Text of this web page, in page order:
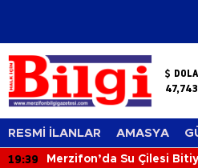
RESMİ İLANLAR AMASYA
19:39 Merzifon’da Su Çilesi